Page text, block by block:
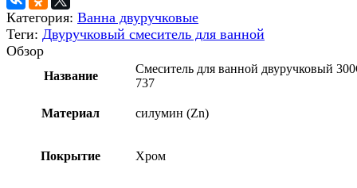
Категория: Ванна двуручковые
Теги: Двуручковый смеситель для ванной
Обзор
Название
Смеситель для ванной двуручковый
737
Материал силумин (Zn)
Покрытие Хром